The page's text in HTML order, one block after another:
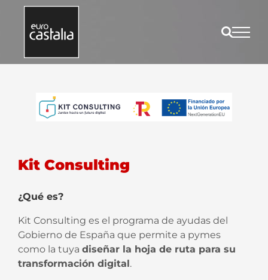
Saltar
contenido
Kit Consulting
¿Qué es?
Kit Consulting es el programa de ayudas del
Gobierno de España que permite a pymes
como la tuya diseñar la hoja de ruta para su
transformación digital.